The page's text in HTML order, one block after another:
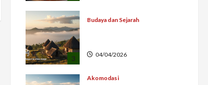
3
Budaya dan Sejarah
04/04/2026
Akomodasi